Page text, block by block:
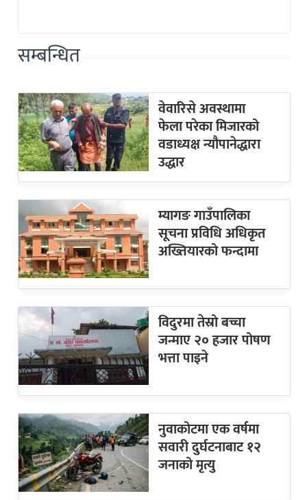
सम्बन्धित
वेवारिसे अवस्थामा
फेला परेका मिजारको
वडाध्यक्ष न्यौपानेद्धारा
उद्धार
म्यागङ गाउँपालिका
सूचना प्रविधि अधिकृत
अख्तियारको फन्दामा
विदुरमा तेस्रो बच्चा
जन्माए २० हजार पोषण
भत्ता पाइने
नुवाकोटमा एक वर्षमा
सवारी दुर्घटनाबाट १२
जनाको मृत्यु